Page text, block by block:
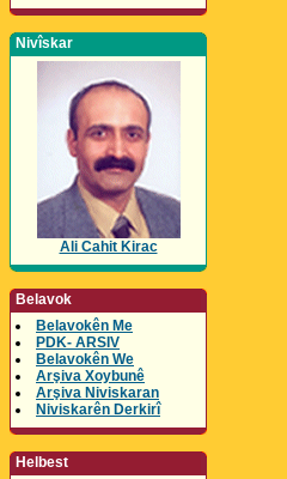
Nivîskar
Ali Cahit Kirac
Belavok
Belavokên Me
PDK- ARSIV
Belavokên We
Arşiva Xoybunê
Arşiva Niviskaran
Niviskarên Derkirî
Helbest